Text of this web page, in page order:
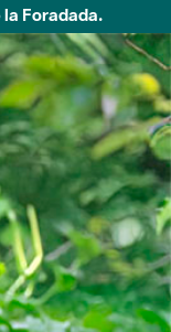
Foradada.